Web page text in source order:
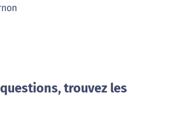
trouvez les